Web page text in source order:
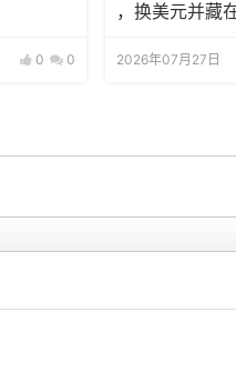
0 0
，换美元并藏
2026年07月27日